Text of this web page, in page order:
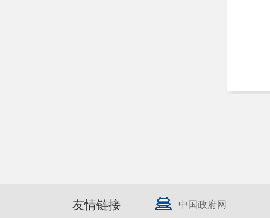
友情链接 中国政府网